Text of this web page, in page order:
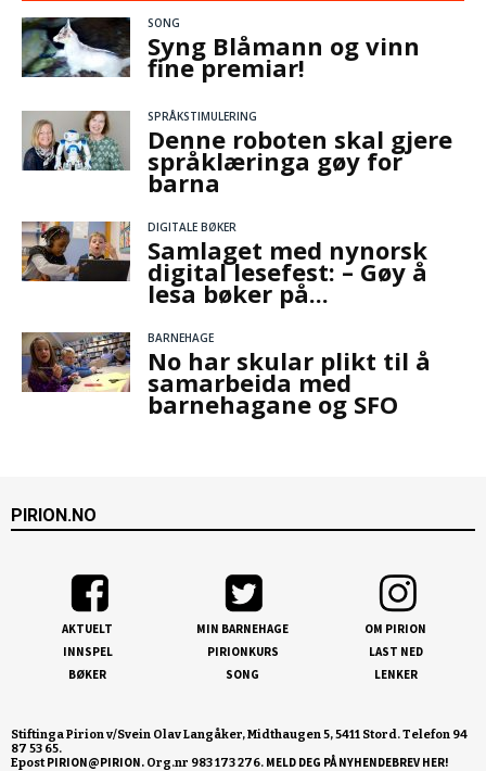
SONG
Syng Blåmann og vinn
fine premiar!
SPRÅKSTIMULERING
Denne roboten skal gjere
språklæringa gøy for
barna
DIGITALE BØKER
Samlaget med nynorsk
digital lesefest: – Gøy å
lesa bøker på...
BARNEHAGE
No har skular plikt til å
samarbeida med
barnehagane og SFO
PIRION.NO
AKTUELT
INNSPEL
BØKER
MIN BARNEHAGE
PIRIONKURS
SONG
OM PIRION
LAST NED
LENKER
Stiftinga Pirion v/Svein Olav Langåker, Midthaugen 5, 5411 Stord. Telefon 94
87 53 65.
EpostPIRION@PIRION. Org.nr 983 173 276. MELD DEG PÅ NYHENDEBREV HER!